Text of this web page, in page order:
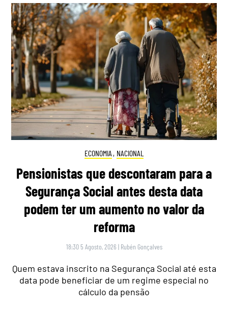
ECONOMIA , NACIONAL
Pensionistas que descontaram para a
Segurança Social antes desta data
podem ter um aumento no valor da
reforma
18:30 5 Agosto, 2026 | Rubén Gonçalves
Quem estava inscrito na Segurança Social até esta
data pode beneficiar de um regime especial no
cálculo da pensão